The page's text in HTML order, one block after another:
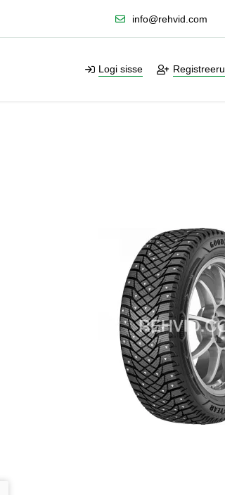
info@rehvid.com
Logi sisse Registreeru